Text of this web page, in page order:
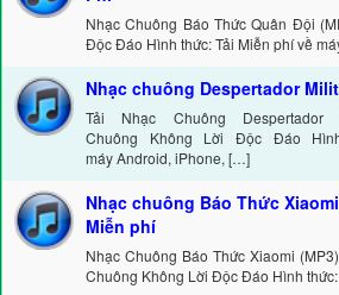
Nhạc Chuông Báo Thức Quân Đội
Độc Đáo Hình thức: Tải Miễn phí về
Nhạc chuông Despertador
Tải Nhạc Chuông
Chuông Không Lời Độc Đáo
máy Android, iPhone, […]
Nhạc chuông Báo Thức
Miễn phí
Nhạc Chuông Báo Thức Xiaomi
Chuông Không Lời Độc Đáo Hình